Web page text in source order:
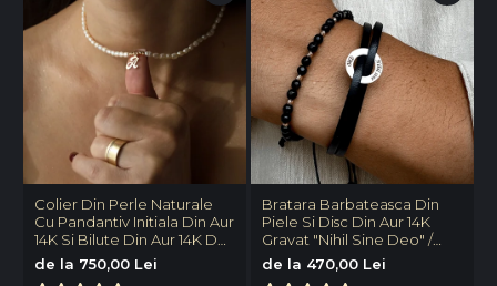
Colier Din Perle Naturale
Cu Pandantiv Initiala Din Aur
14K Si Bilute Din Aur 14K De
2.5mm
de la 750,00 Lei
Bratara Barbateasca Din
Piele Si Disc Din Aur 14K
Gravat "Nihil Sine Deo" /
"Nimic Fara Dumnezeu"
Reglabila
de la 470,00 Lei